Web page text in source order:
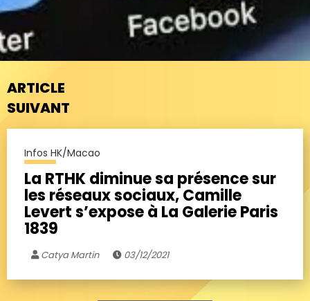
ARTICLE
SUIVANT
Infos HK/Macao
La RTHK diminue sa présence sur
les réseaux sociaux, Camille
Levert s’expose à La Galerie Paris
1839
Catya Martin 03/12/2021